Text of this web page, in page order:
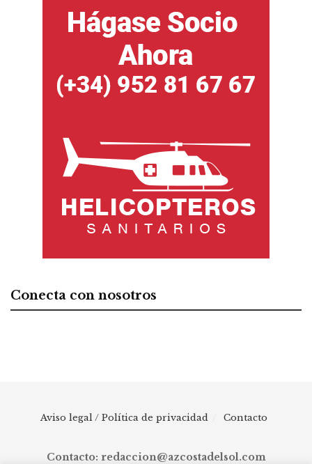
Conecta con nosotros
Aviso legal / Política de privacidad Contacto
Contacto: redaccion@azcostadelsol.com